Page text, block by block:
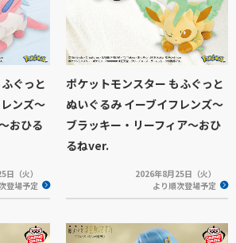
ぐっと
ンズ～
おひる
日（火）
登場予定
ポケットモンスター もふぐっと
ぬいぐるみ イーブイフレンズ～
ブラッキー・リーフィア～おひ
るねver.
2026年8月25日（火）
より順次登場予定